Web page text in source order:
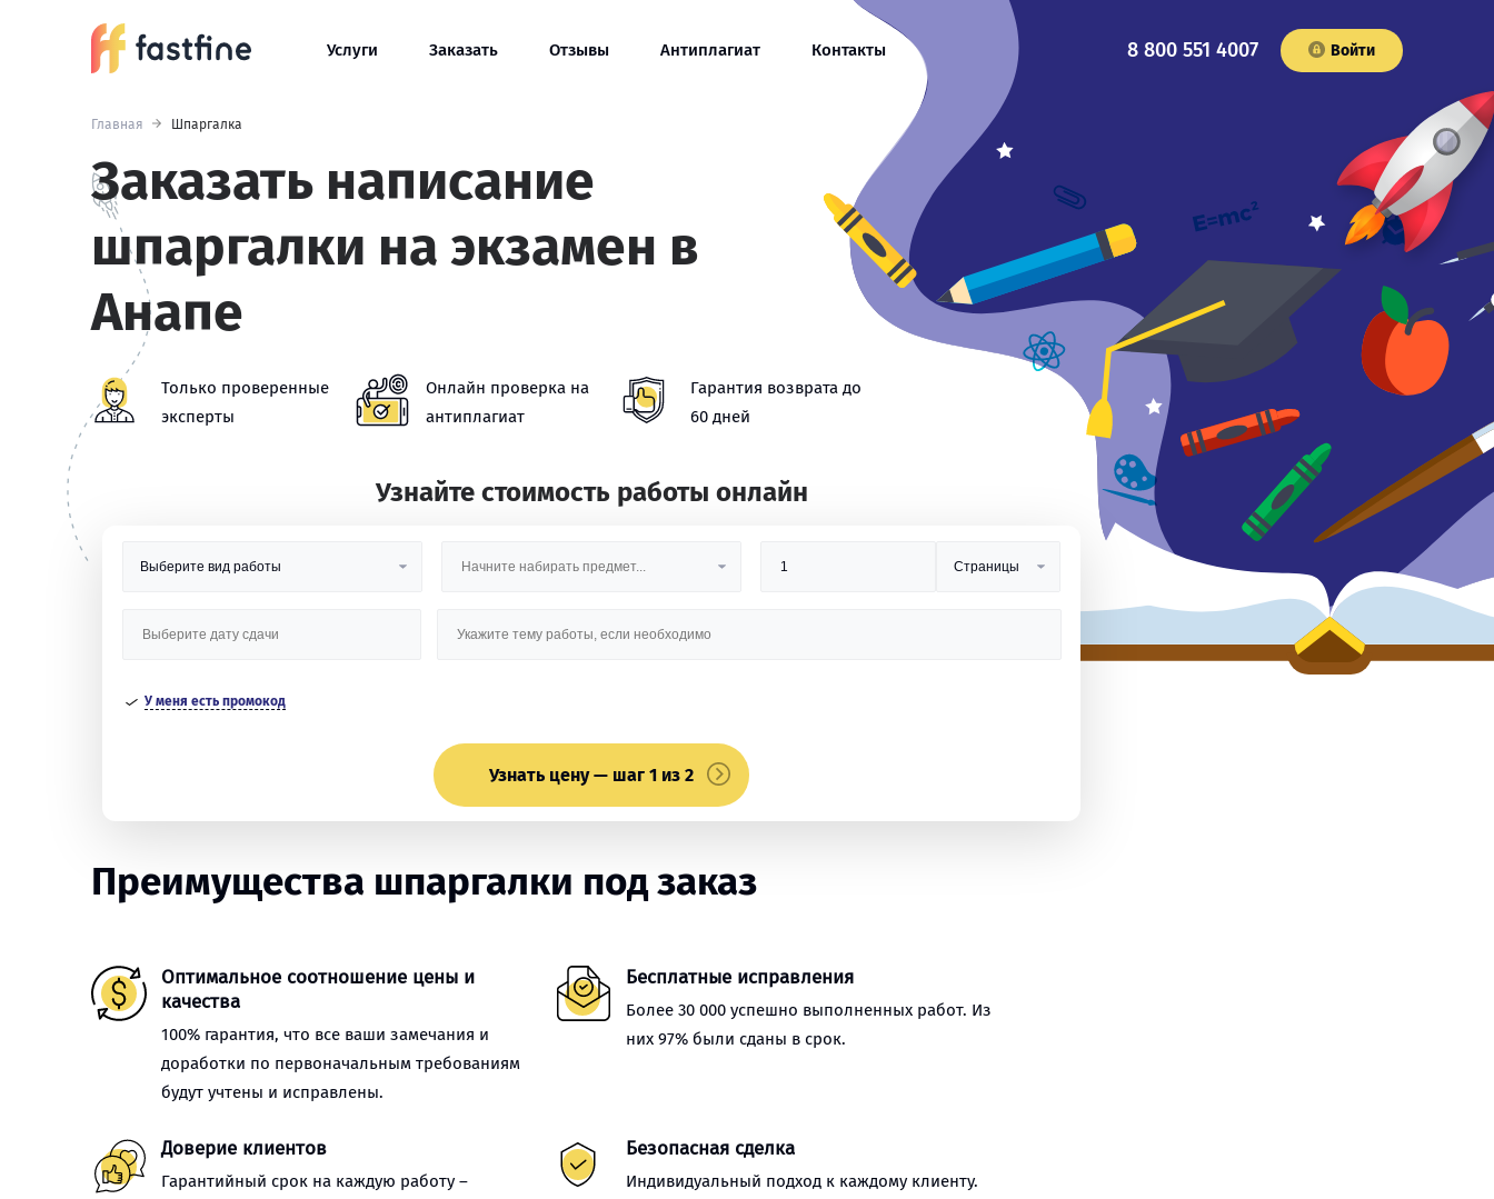
Услуги Заказать Отзывы Антиплагиат Контакты 8 800 551 4007 Войти
Главная Шпаргалка
Заказать написание
шпаргалки на экзамен в
Анапе
Только проверенные
эксперты
Онлайн проверка на
антиплагиат
Гарантия возврата до
60 дней
Узнайте стоимость работы онлайн
У меня есть промокод
Узнать цену — шаг 1 из 2
Преимущества шпаргалки под заказ
Оптимальное соотношение цены и
качества
100% гарантия, что все ваши замечания и
доработки по первоначальным требованиям
будут учтены и исправлены.
Бесплатные исправления
Более 30 000 успешно выполненных работ. Из
них 97% были сданы в срок.
Доверие клиентов
Гарантийный срок на каждую работу –
Безопасная сделка
Индивидуальный подход к каждому клиенту.